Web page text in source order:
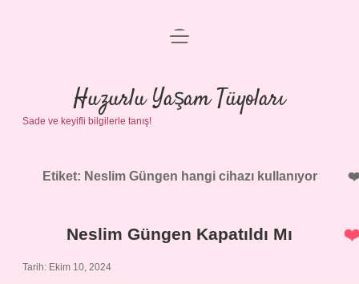
Anasayfa
Gizlilik Politikası
Yasal Uyarı
menüyü
Huzurlu Yaşam Tüyoları
Sade ve keyifli bilgilerle tanış!
Etiket: Neslim Güngen hangi cihazı kullanıyor
Neslim Güngen Kapatıldı Mı
Tarih: Ekim 10, 2024